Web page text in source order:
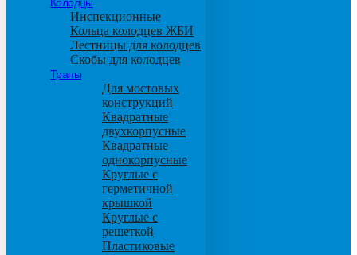
Инспекционные
Кольца колодцев ЖБИ
Лестницы для колодцев
Скобы для колодцев
Трапы
Для мостовых
конструкций
Квадратные
двухкорпусные
Квадратные
однокорпусные
Круглые с
герметичной
крышкой
Круглые с
решеткой
Пластиковые